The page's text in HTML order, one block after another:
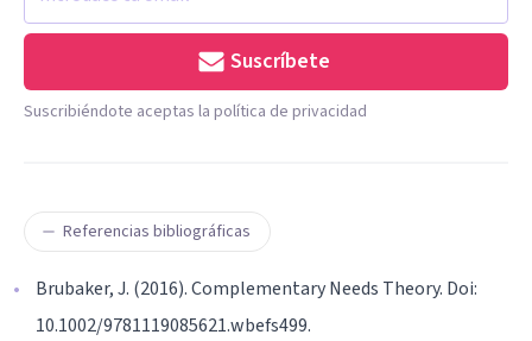
Suscríbete
Suscribiéndote aceptas la política de privacidad
Referencias bibliográficas
Brubaker, J. (2016). Complementary Needs Theory. Doi:
10.1002/9781119085621.wbefs499.